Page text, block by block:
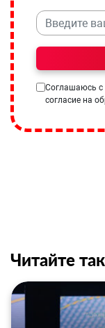
Соглашаюсь с
согласие на
Читайте